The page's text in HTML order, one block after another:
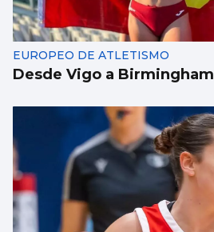
EUROPEO DE ATLETISMO
Desde Vigo a Birmingham